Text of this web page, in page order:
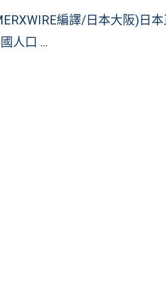
編譯/日本大阪)日
人口 …